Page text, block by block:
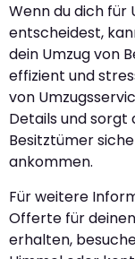
Wenn du dich für
entscheidest,
dein Umzug von
effizient und
von
Details und sorgt
Besitztümer
ankommen.
Für weitere
Offerte für
erhalten,